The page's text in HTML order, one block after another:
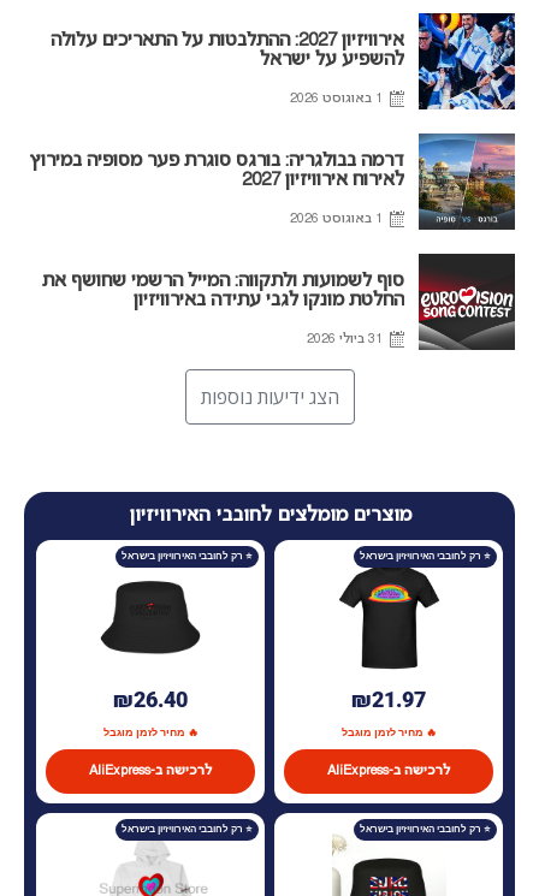
אירוויזיון 2027: ההתלבטות על התאריכים עלולה
להשפיע על ישראל
1 באוגוסט 2026
דרמה בבולגריה: בורגס סוגרת פער מסופיה במירוץ
לאירוח אירוויזיון 2027
1 באוגוסט 2026
סוף לשמועות ולתקווה: המייל הרשמי שחושף את
החלטת מונקו לגבי עתידה באירוויזיון
31 ביולי 2026
הצג ידיעות נוספות
מוצרים מומלצים לחובבי האירוויזיון
₪21.97
🔥 מחיר לזמן מוגבל
לרכישה ב-AliExpress
₪26.40
🔥 מחיר לזמן מוגבל
לרכישה ב-AliExpress